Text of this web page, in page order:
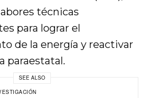
técnicas
para lograr el
de la energía y reactivar
paraestatal.
SEE ALSO